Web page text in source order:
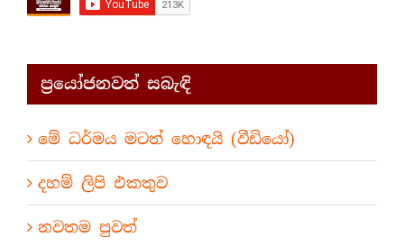
ප්‍රයෝජනවත් සබැඳි
මේ ධර්මය මටත් හොඳයි (වීඩියෝ)
දහම් ලිපි එකතුව
නවතම පුවත්